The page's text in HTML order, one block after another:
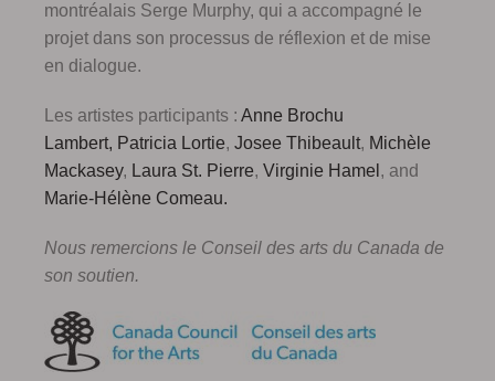
montréalais Serge Murphy, qui a accompagné le
projet dans son processus de réflexion et de mise
en dialogue.
Les artistes participants : Anne Brochu
Lambert, Patricia Lortie, Josee Thibeault, Michèle
Mackasey, Laura St. Pierre, Virginie Hamel , and
Marie-Hélène Comeau.
Nous remercions le Conseil des arts du Canada de
son soutien.